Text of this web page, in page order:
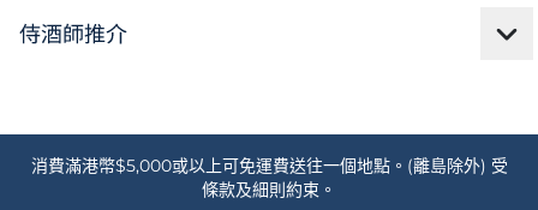
消費滿港幣$5,000或以上可免運費送往一個地點。(離島除外) 受
條款及細則約束。